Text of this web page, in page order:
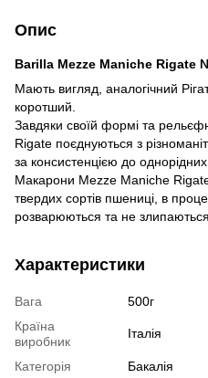
Опис
Barilla Mezze Maniche Rigate
Мають вигляд, аналогічний
коротший.
Завдяки своїй формі та
Rigate поєднуються з
за консистенцією до
Макарони Mezze Maniche Rigate
твердих сортів пшениці, в
розварюються та не злипаються.
Характеристики
Вага
500г
Країна
виробник
Італія
Категорія Бакалія